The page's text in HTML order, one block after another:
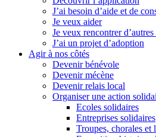
J’ai besoin d’aide et de
Je veux aider
Je veux rencontrer
J’ai un projet d’adoption
Agir à nos côtés
Devenir bénévole
Devenir mécène
Devenir relais local
Organiser une action
Ecoles solidaires
Entreprises solidaires
Troupes, chorales et